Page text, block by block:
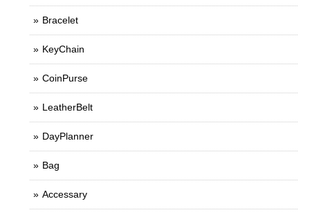
Bracelet
KeyChain
CoinPurse
LeatherBelt
DayPlanner
Bag
Accessary